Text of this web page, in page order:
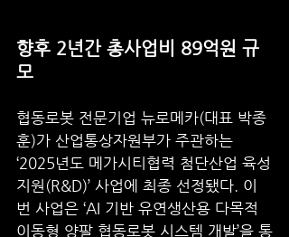
향후 2년간 총사업비 89억원 규
모
협동로봇 전문기업 뉴로메카(대표 박종
훈)가 산업통상자원부가 주관하는
‘2025년도 메가시티협력 첨단산업 육성
지원(R&D)’ 사업에 최종 선정됐다. 이
번 사업은 ‘AI 기반 유연생산용 다목적
이동형 양팔 협동로봇 시스템 개발’을 통